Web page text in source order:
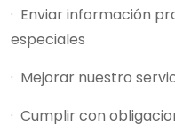
· Enviar información
especiales
· Mejorar nuestro
· Cumplir con